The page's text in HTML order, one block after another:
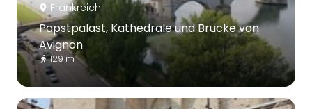
Frankreich
Papstpalast, Kathedrale und Brücke von
Avignon
129 m